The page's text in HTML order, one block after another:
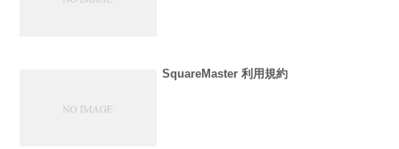
SquareMaster 利用規約